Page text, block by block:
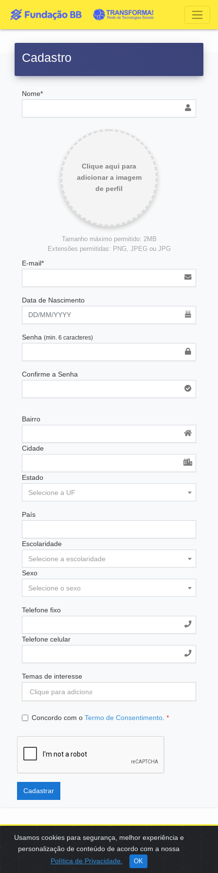
Usamos cookies para segurança, melhor experiência e
personalização de conteúdo de acordo com a nossa
Política de Privacidade.
OK
Cadastro
Nome*
Clique aqui para
adicionar a imagem
de perfil
Tamanho máximo permitido: 2MB
Extensões permitidas: PNG, JPEG ou JPG
E-mail*
Data de Nascimento
Senha (min. 6 caracteres)
Confirme a Senha
Bairro
Cidade
Estado
Selecione a UF
País
Escolaridade
Selecione a escolaridade
Sexo
Selecione o sexo
Telefone fixo
Telefone celular
Temas de interesse
Concordo com o Termo de Consentimento *
Cadastrar
SCES, TRECHO 02, LOTE 22 CEP: 70200-002 | BRASÍLIA (DF) | +55
61 3108-7000 / FBB@FBB.ORG.BR